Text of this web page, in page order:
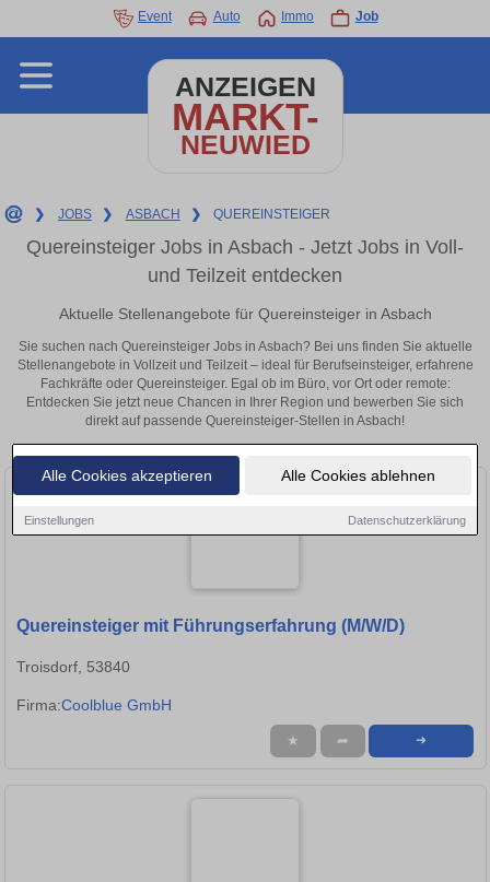
Alle Cookies akzeptieren Alle Cookies ablehnen
Einstellungen Datenschutzerklärung
Event Auto Immo Job
ANZEIGEN
MARKT-
NEUWIED
❯ JOBS ❯ ASBACH ❯ QUEREINSTEIGER
Quereinsteiger Jobs in Asbach - Jetzt Jobs in Voll-
und Teilzeit entdecken
Aktuelle Stellenangebote für Quereinsteiger in Asbach
Sie suchen nach Quereinsteiger Jobs in Asbach? Bei uns finden Sie aktuelle
Stellenangebote in Vollzeit und Teilzeit – ideal für Berufseinsteiger, erfahrene
Fachkräfte oder Quereinsteiger. Egal ob im Büro, vor Ort oder remote:
Entdecken Sie jetzt neue Chancen in Ihrer Region und bewerben Sie sich
direkt auf passende Quereinsteiger-Stellen in Asbach!
Quereinsteiger mit Führungserfahrung (M/W/D)
Troisdorf, 53840
Firma:Coolblue GmbH
★ ➦ ➜